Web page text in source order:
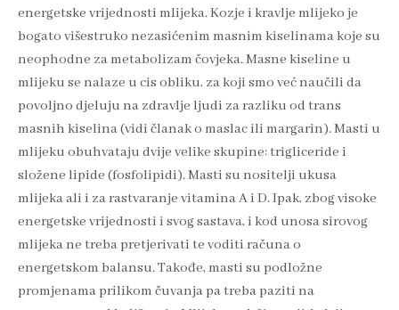
energetske vrijednosti mlijeka. Kozje i kravlje mlijeko je
bogato višestruko nezasićenim masnim kiselinama koje su
neophodne za metabolizam čovjeka. Masne kiseline u
mlijeku se nalaze u cis obliku, za koji smo već naučili da
povoljno djeluju na zdravlje ljudi za razliku od trans
masnih kiselina (vidi članak o maslac ili margarin). Masti u
mlijeku obuhvataju dvije velike skupine: trigliceride i
složene lipide (fosfolipidi). Masti su nositelji ukusa
mlijeka ali i za rastvaranje vitamina A i D. Ipak, zbog visoke
energetske vrijednosti i svog sastava, i kod unosa sirovog
mlijeka ne treba pretjerivati te voditi računa o
energetskom balansu. Takođe, masti su podložne
promjenama prilikom čuvanja pa treba paziti na